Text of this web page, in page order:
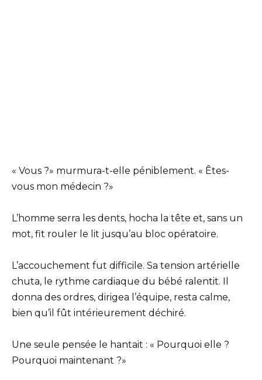
« Vous ?» murmura-t-elle péniblement. « Êtes-
vous mon médecin ?»
L’homme serra les dents, hocha la tête et, sans un
mot, fit rouler le lit jusqu’au bloc opératoire.
L’accouchement fut difficile. Sa tension artérielle
chuta, le rythme cardiaque du bébé ralentit. Il
donna des ordres, dirigea l’équipe, resta calme,
bien qu’il fût intérieurement déchiré.
Une seule pensée le hantait : « Pourquoi elle ?
Pourquoi maintenant ?»